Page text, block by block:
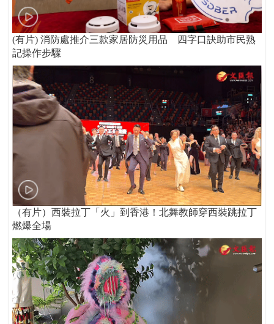
(有片) 消防處推介三款家居防災用品 四字口訣助市民熟
記操作步驟
（有片）西裝拉丁「火」到香港！北舞教師穿西裝跳拉丁
燃爆全場